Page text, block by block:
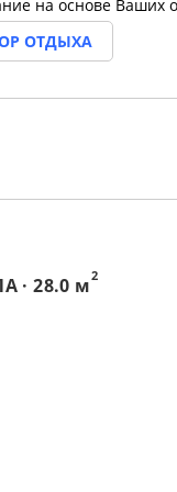
на основе Ваших
ОТДЫХА
· 28.0 м2